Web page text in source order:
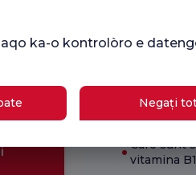
gravide
Sănătate
Care sunt
Care sunt
vitamina
ka-o kontrolòro e
Negați